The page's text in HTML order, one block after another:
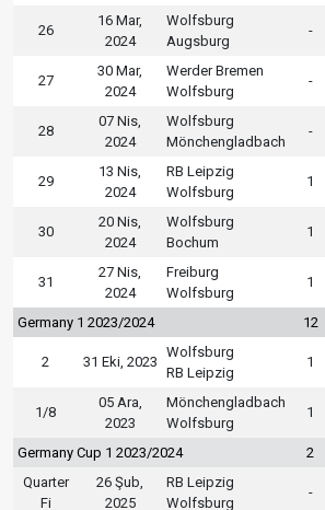
26
16 Mar,
2024
Wolfsburg
Augsburg
-
27
30 Mar,
2024
Werder Bremen
Wolfsburg
-
28
07 Nis,
2024
Wolfsburg
Mönchengladbach
-
29
13 Nis,
2024
RB Leipzig
Wolfsburg
1
30
20 Nis,
2024
Wolfsburg
Bochum
1
31
27 Nis,
2024
Freiburg
Wolfsburg
1
Germany 1 2023/2024 12
2 31 Eki, 2023
Wolfsburg
RB Leipzig
1
1/8
05 Ara,
2023
Mönchengladbach
Wolfsburg
1
Germany Cup 1 2023/2024 2
Quarter
Fi
26 Şub,
2025
RB Leipzig
Wolfsburg
-